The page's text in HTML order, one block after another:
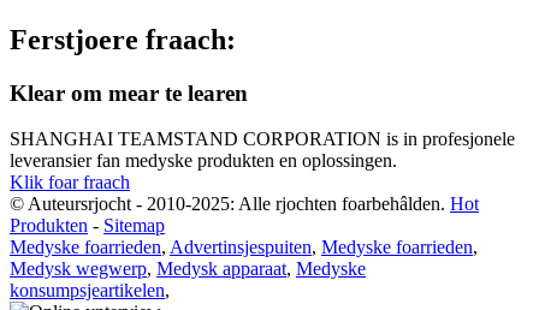
Ferstjoere fraach:
Klear om mear te learen
SHANGHAI TEAMSTAND CORPORATION is in profesjonele
leveransier fan medyske produkten en oplossingen.
Klik foar fraach
© Auteursrjocht - 2010-2025: Alle rjochten foarbehâlden. Hot
Produkten - Sitemap
Medyske foarrieden, Advertinsjespuiten, Medyske foarrieden,
Medysk wegwerp, Medysk apparaat, Medyske
konsumpsjeartikelen,